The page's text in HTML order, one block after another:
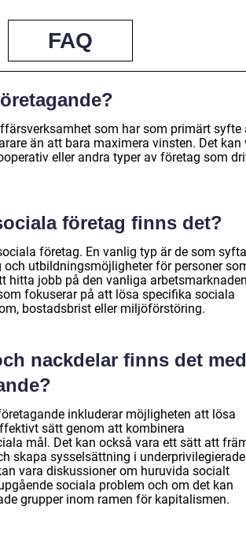
FAQ
som har som primärt syfte
än att bara maximera vinsten. Det kan
eller andra typer av företag som
företag finns det?
företag. En vanlig typ är de som
utbildningsmöjligheter för personer
hitta jobb på den vanliga
fokuserar på att lösa specifika sociala
bostadsbrist eller miljöförstöring.
nackdelar finns det med
inkluderar möjligheten att lösa
sätt genom att kombinera
mål. Det kan också vara ett sätt att
skapa sysselsättning i underprivilegierade
vara diskussioner om huruvida socialt
sociala problem och om det kan
grupper inom ramen för kapitalismen.